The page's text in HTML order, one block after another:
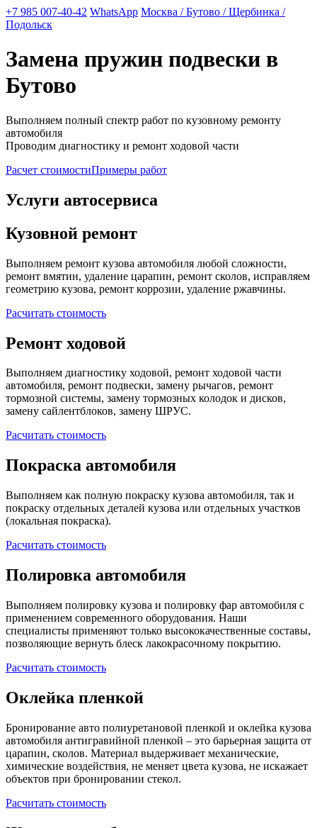
+7 985 007-40-42 WhatsApp Москва / Бутово / Щербинка /
Подольск
Замена пружин подвески в
Бутово
Выполняем полный спектр работ по кузовному ремонту
автомобиля
Проводим диагностику и ремонт ходовой части
Расчет стоимостиПримеры работ
Услуги автосервиса
Кузовной ремонт
Выполняем ремонт кузова автомобиля любой сложности,
ремонт вмятин, удаление царапин, ремонт сколов, исправляем
геометрию кузова, ремонт коррозии, удаление ржавчины.
Расчитать стоимость
Ремонт ходовой
Выполняем диагностику ходовой, ремонт ходовой части
автомобиля, ремонт подвески, замену рычагов, ремонт
тормозной системы, замену тормозных колодок и дисков,
замену сайлентблоков, замену ШРУС.
Расчитать стоимость
Покраска автомобиля
Выполняем как полную покраску кузова автомобиля, так и
покраску отдельных деталей кузова или отдельных участков
(локальная покраска).
Расчитать стоимость
Полировка автомобиля
Выполняем полировку кузова и полировку фар автомобиля с
применением современного оборудования. Наши
специалисты применяют только высококачественные составы,
позволяющие вернуть блеск лакокрасочному покрытию.
Расчитать стоимость
Оклейка пленкой
Бронирование авто полиуретановой пленкой и оклейка кузова
автомобиля антигравийной пленкой – это барьерная защита от
царапин, сколов. Материал выдерживает механические,
химические воздействия, не меняет цвета кузова, не искажает
объектов при бронировании стекол.
Расчитать стоимость